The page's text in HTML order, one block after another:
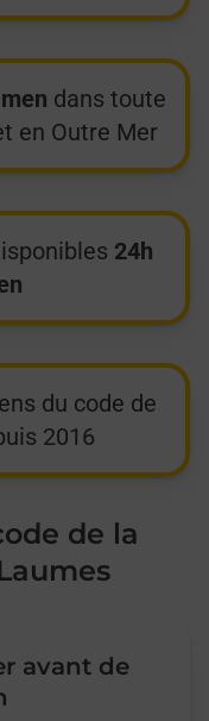
dans toute
en Outre Mer
24h
du code de
2016
de la
avant de